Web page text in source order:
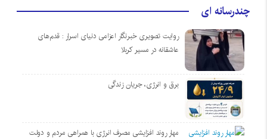
چندرسانه ای
روایت تصویری خبرنگار اعزامی دنیای اسرار : قدم‌های
عاشقانه در مسیر کربلا
برق و انرژی، جریان زندگی
مهار روند افزایشی مصرف انرژی با همراهی مردم و دولت